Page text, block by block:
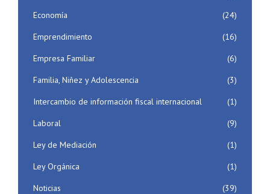
Economía
(24)
Emprendimiento
(16)
Empresa Familiar
(6)
Familia, Niñez y Adolescencia
(3)
Intercambio de información fiscal internacional
(1)
Laboral
(9)
Ley de Mediación
(1)
Ley Orgánica
(1)
Noticias
(39)